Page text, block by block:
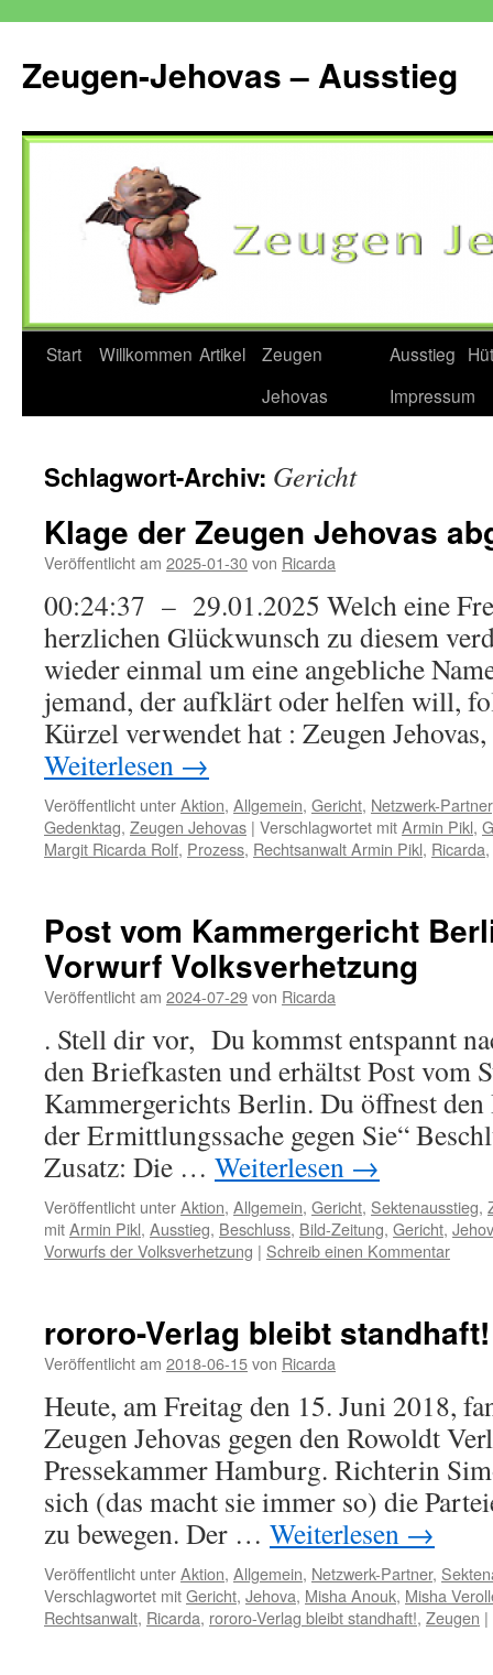
springen
Zeugen-Jehovas – Ausstieg
Start Willkommen Artikel
Zeugen
Jehovas
Ausstieg
Impressum
Schlagwort-Archiv: Gericht
Klage der Zeugen Jehovas
Veröffentlicht am 2025-01-30von Ricarda
00:24:37 – 29.01.2025 Welch eine
herzlichen Glückwunsch zu diesem
wieder einmal um eine angebliche
jemand, der aufklärt oder helfen will,
Kürzel verwendet hat : Zeugen
Weiterlesen →
Veröffentlicht unterAktion, Allgemein, Gericht, Netzwerk-Partner
Gedenktag, Zeugen Jehovas | Verschlagwortet mitArmin Pikl,
Margit Ricarda Rolf, Prozess, Rechtsanwalt Armin Pikl, Ricarda,
Post vom Kammergericht
Vorwurf Volksverhetzung
Veröffentlicht am 2024-07-29von Ricarda
. Stell dir vor, Du kommst entspannt
den Briefkasten und erhältst Post vom
Kammergerichts Berlin. Du öffnest
der Ermittlungssache gegen Sie“
Zusatz: Die … Weiterlesen →
Veröffentlicht unterAktion, Allgemein, Gericht, Sektenausstieg,
mitArmin Pikl, Ausstieg, Beschluss, Bild-Zeitung, Gericht,
Vorwurfs der Volksverhetzung | Schreib einen Kommentar
rororo-Verlag bleibt standhaft!
Veröffentlicht am 2018-06-15von Ricarda
Heute, am Freitag den 15. Juni 2018,
Zeugen Jehovas gegen den Rowoldt
Pressekammer Hamburg. Richterin
sich (das macht sie immer so) die
zu bewegen. Der … Weiterlesen →
Veröffentlicht unterAktion, Allgemein, Netzwerk-Partner,
Verschlagwortet mitGericht, Jehova, Misha Anouk, Misha
Rechtsanwalt, Ricarda, rororo-Verlag bleibt standhaft!, Zeugen |